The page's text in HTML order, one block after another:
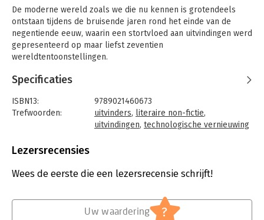
De moderne wereld zoals we die nu kennen is grotendeels
ontstaan tijdens de bruisende jaren rond het einde van de
negentiende eeuw, waarin een stortvloed aan uitvindingen werd
gepresenteerd op maar liefst zeventien
wereldtentoonstellingen.
persoon een voortrekkersrol: Bertie, als de latere koning
koningshuis ooit. Met niets omhanden leidt hij een met
schandalen gelardeerd leven, waarbij zijn talloze reizen hem
door het immense Britse imperium en naar New York en Parijs
Tijdens de wonderjaren van technologische vernieuwing
nalaten voor de volgende generaties, onder wie Eiffel, Ritz,
Michelin, Curie, Röntgen, Nobel en Marconi.
Specificaties
ISBN13:
9789021460673
Trefwoorden:
uitvinders, literaire non-fictie,
uitvindingen, technologische vernieuwing
Bindwijze:
Bestandsformaat:
epub
Verschijningsdatum:
20-4-2022
Lezersrecensies
Wees de eerste die een lezersrecensie schrijft!
Uw waardering ?